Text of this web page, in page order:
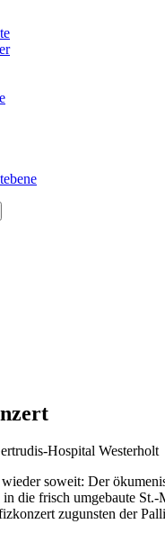
Hospital Westerholt
soweit: Der
die frisch umgebaute
zugunsten der